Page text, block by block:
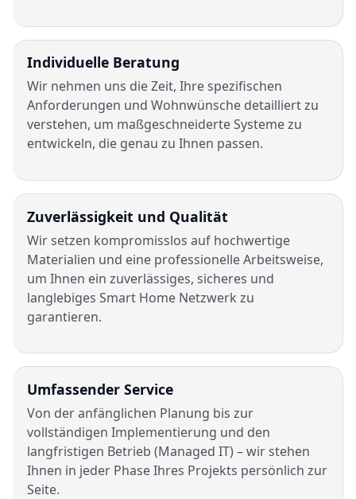
Individuelle Beratung
Wir nehmen uns die Zeit, Ihre spezifischen
Anforderungen und Wohnwünsche detailliert zu
verstehen, um maßgeschneiderte Systeme zu
entwickeln, die genau zu Ihnen passen.
Zuverlässigkeit und Qualität
Wir setzen kompromisslos auf hochwertige
Materialien und eine professionelle Arbeitsweise,
um Ihnen ein zuverlässiges, sicheres und
langlebiges Smart Home Netzwerk zu
garantieren.
Umfassender Service
Von der anfänglichen Planung bis zur
vollständigen Implementierung und den
langfristigen Betrieb (Managed IT) – wir stehen
Ihnen in jeder Phase Ihres Projekts persönlich zur
Seite.